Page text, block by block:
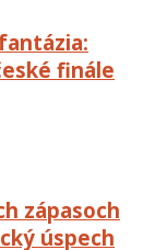
finále
zápasoch
úspech